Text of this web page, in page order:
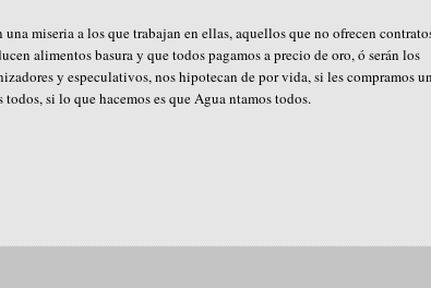
miseria a los que trabajan en ellas, aquellos que no ofrecen
alimentos basura y que todos pagamos a precio de oro, ó serán los
y especulativos, nos hipotecan de por vida, si les compramos
si lo que hacemos es que Agua ntamos todos.